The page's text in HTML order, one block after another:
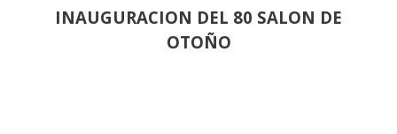
INAUGURACION DEL 80 SALON DE
OTOÑO